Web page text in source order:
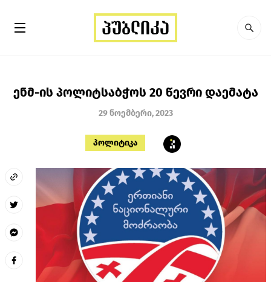
ენმ-ის პოლიტსაბჭოს 20 წევრი დაემატა
29 ნოემბერი, 2023
პოლიტიკა